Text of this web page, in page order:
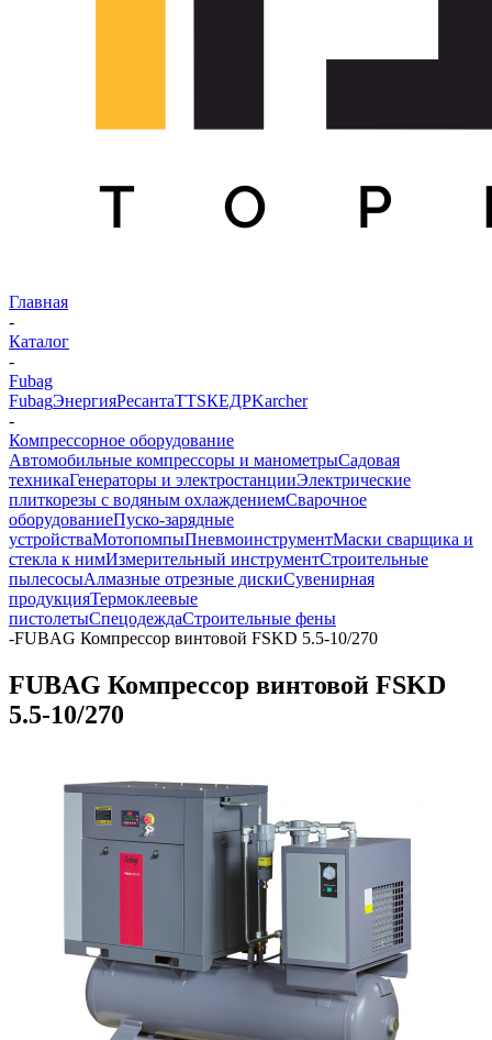
Главная
-
Каталог
-
Fubag
FubagЭнергияРесантаTTSКЕДРKarcher
-
Компрессорное оборудование
Автомобильные компрессоры и манометрыСадовая
техникаГенераторы и электростанцииЭлектрические
плиткорезы с водяным охлаждениемСварочное
оборудованиеПуско-зарядные
устройстваМотопомпыПневмоинструментМаски сварщика и
стекла к нимИзмерительный инструментСтроительные
пылесосыАлмазные отрезные дискиСувенирная
продукцияТермоклеевые
пистолетыСпецодеждаСтроительные фены
-FUBAG Компрессор винтовой FSKD 5.5-10/270
FUBAG Компрессор винтовой FSKD
5.5-10/270